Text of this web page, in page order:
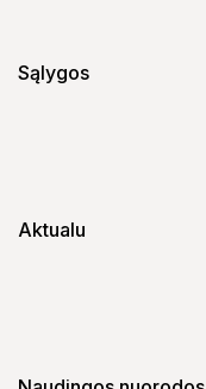
Sąlygos
Aktualu